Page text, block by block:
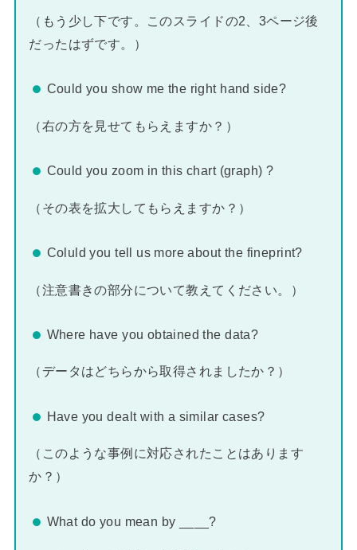
（もう少し下です。このスライドの2、3ページ後
だったはずです。）
Could you show me the right hand side?
（右の方を見せてもらえますか？）
Could you zoom in this chart (graph) ?
（その表を拡大してもらえますか？）
Coluld you tell us more about the fineprint?
（注意書きの部分について教えてください。）
Where have you obtained the data?
（データはどちらから取得されましたか？）
Have you dealt with a similar cases?
（このような事例に対応されたことはあります
か？）
What do you mean by ____?